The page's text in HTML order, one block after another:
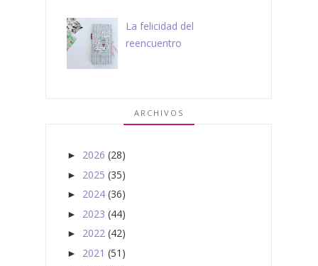
La felicidad del
reencuentro
ARCHIVOS
► 2026 (28)
► 2025 (35)
► 2024 (36)
► 2023 (44)
► 2022 (42)
► 2021 (51)